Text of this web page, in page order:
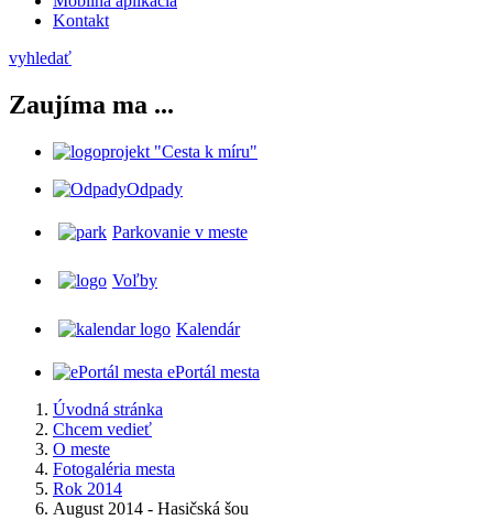
Kontakt
vyhledať
Zaujíma ma ...
projekt "Cesta k míru"
Odpady
Parkovanie v meste
Voľby
Kalendár
ePortál mesta
Úvodná stránka
Chcem vedieť
O meste
Fotogaléria mesta
Rok 2014
August 2014 - Hasičská šou